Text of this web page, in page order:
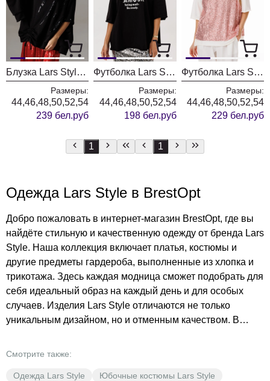
Блузка Lars Style 1187/1 черный
Размеры:
44,46,48,50,52,54
239 бел.руб
Футболка Lars Style 1123 черный
Размеры:
44,46,48,50,52,54
198 бел.руб
Футболка Lars Style 1055
Размеры:
44,46,48,50,52,54
229 бел.руб
1 1
Одежда Lars Style в BrestOpt
Добро пожаловать в интернет-магазин BrestOpt, где вы
найдёте стильную и качественную одежду от бренда Lars
Style. Наша коллекция включает платья, костюмы и
другие предметы гардероба, выполненные из хлопка и
трикотажа. Здесь каждая модница сможет подобрать для
себя идеальный образ на каждый день и для особых
случаев. Изделия Lars Style отличаются не только
уникальным дизайном, но и отменным качеством. В
одежду Lars Style. Откройте для себя мир моды с
Смотрите также:
Одежда Lars Style
Юбочные костюмы Lars Style